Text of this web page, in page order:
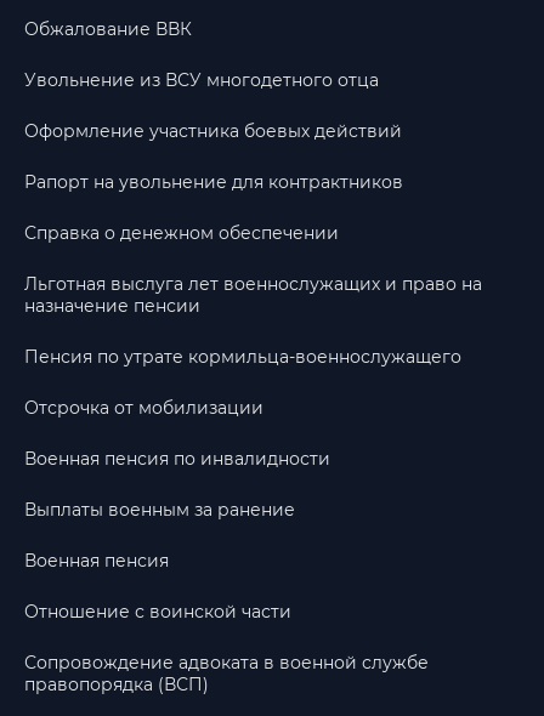
Обжалование ВВК
Увольнение из ВСУ многодетного отца
Оформление участника боевых действий
Рапорт на увольнение для контрактников
Справка о денежном обеспечении
Льготная выслуга лет военнослужащих и право на
назначение пенсии
Пенсия по утрате кормильца-военнослужащего
Отсрочка от мобилизации
Военная пенсия по инвалидности
Выплаты военным за ранение
Военная пенсия
Отношение с воинской части
Сопровождение адвоката в военной службе
правопорядка (ВСП)